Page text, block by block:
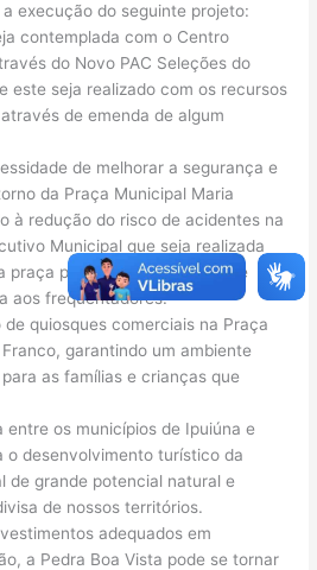
execução do seguinte projeto:
contemplada com o Centro
do Novo PAC Seleções do
este seja realizado com os recursos
de emenda de algum
de melhorar a segurança e
da Praça Municipal Maria
à redução do risco de acidentes na
Municipal que seja realizada
praça para otimizar o espaço e
aos frequentadores.
quiosques comerciais na Praça
garantindo um ambiente
as famílias e crianças que
os municípios de Ipuiúna e
o desenvolvimento turístico da
de grande potencial natural e
de nossos territórios.
adequados em
a Pedra Boa Vista pode se tornar